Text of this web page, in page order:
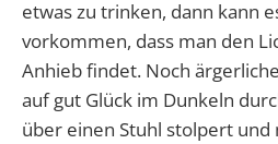
etwas zu trinken, dann kann
vorkommen, dass man den
Anhieb findet. Noch
auf gut Glück im Dunkeln
über einen Stuhl stolpert und